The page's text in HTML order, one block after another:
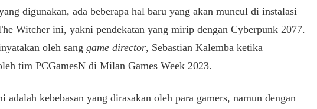
digunakan, ada beberapa hal baru yang akan muncul di instalasi
Witcher ini, yakni pendekatan yang mirip dengan Cyberpunk 2077.
oleh sang game director, Sebastian Kalemba ketika
tim PCGamesN di Milan Games Week 2023.
adalah kebebasan yang dirasakan oleh para gamers, namun dengan